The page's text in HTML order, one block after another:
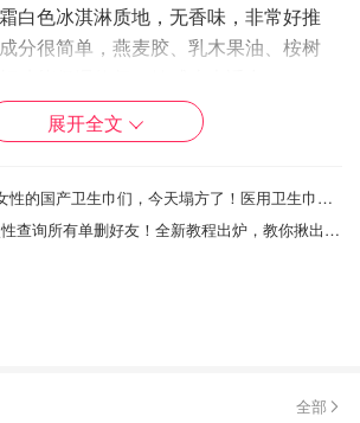
白色冰淇淋质地，无香味，非常好推
分很简单，燕麦胶、乳木果油、桉树
$50.00
展开全文
背刺7亿中国女性的国产卫生巾们，今天塌方了！医用卫生巾被抢购！
微信可以一次性查询所有单删好友！全新教程出炉，教你揪出“僵尸好友”！
全部